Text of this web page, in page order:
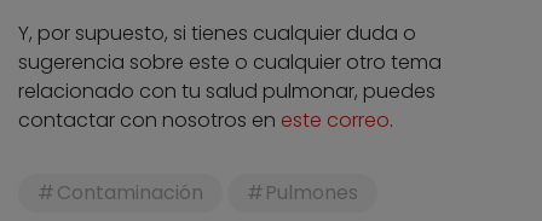
Y, por supuesto, si tienes cualquier duda o
sugerencia sobre este o cualquier otro tema
relacionado con tu salud pulmonar, puedes
contactar con nosotros en este correo.
Contaminación Pulmones